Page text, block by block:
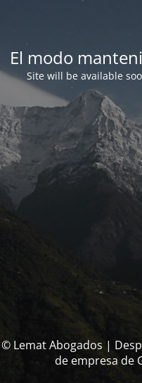
El modo
Site will be available
© Lemat Abogados |
de empresa de